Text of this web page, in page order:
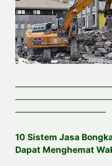
——————————–
10 Sistem Jasa
Dapat Menghemat